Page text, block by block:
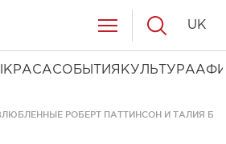
КРАСАСОБЫТИЯ КУЛЬТУРА
UK
РОБЕРТ ПАТТИНСОН И ТАЛИЯ